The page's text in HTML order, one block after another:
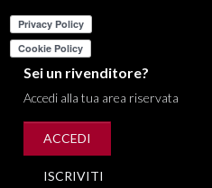
Sei un rivenditore?
Accedi alla tua area riservata
ACCEDI
ISCRIVITI